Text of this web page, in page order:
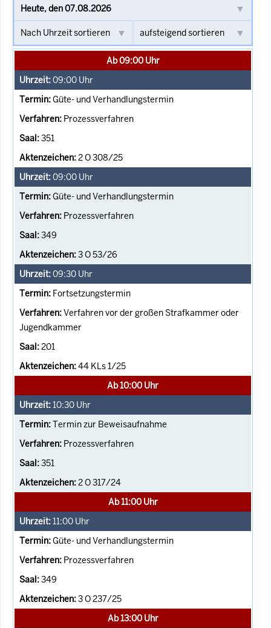
Ab 09:00 Uhr
09:00 Uhr
Güte- und Verhandlungstermin
Prozessverfahren
351
2 O 308/25
09:00 Uhr
Güte- und Verhandlungstermin
Prozessverfahren
349
3 O 53/26
09:30 Uhr
Fortsetzungstermin
Verfahren vor der großen Strafkammer oder
Jugendkammer
201
44 KLs 1/25
Ab 10:00 Uhr
10:30 Uhr
Termin zur Beweisaufnahme
Prozessverfahren
351
2 O 317/24
Ab 11:00 Uhr
11:00 Uhr
Güte- und Verhandlungstermin
Prozessverfahren
349
3 O 237/25
Ab 13:00 Uhr